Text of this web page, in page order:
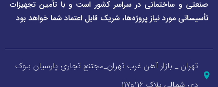
در سراسر کشور است و با تأمین تجهیزات
نیاز پروژه‌ها، شریک قابل اعتماد شما خواهد بود
بازار آهن غرب تهران_مجتنع تجاری پارسیان بلوک